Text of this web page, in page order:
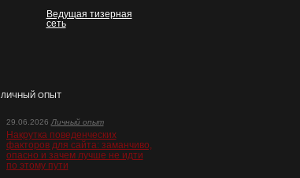
Ведущая тизерная
сеть
ЛИЧНЫЙ ОПЫТ
29.06.2026 Личный опыт
Накрутка поведенческих
факторов для сайта: заманчиво,
опасно и зачем лучше не идти
по этому пути